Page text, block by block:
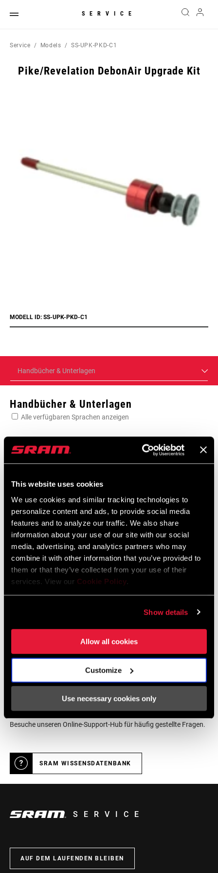
This website uses cookies
We use cookies and similar tracking technologies to
personalize content and ads, to provide social media
features and to analyze our traffic. We also share
information about your use of our site with our social
media, advertising, and analytics partners who may
combine it with other information that you’ve provided to
them or that they’ve collected from your use of their
services. View our Cookie Policy.
Show details
Allow all cookies
Customize
Use necessary cookies only
SERVICE
Service Models SS-UPK-PKD-C1
Pike/Revelation DebonAir Upgrade Kit
MODELL ID: SS-UPK-PKD-C1
Handbücher & Unterlagen
Handbücher & Unterlagen
Alle verfügbaren Sprachen anzeigen
SRAM Gewährleistung
604kb
Händlersuche
Wir empfehlen dir, deinen Fahrradladen vor Ort - insbesondere
einen autorisierten SRAM-Händler - aufzusuchen, um fachkundige
Beratung, Installation und Service für SRAM-Produkte zu erhalten.
Online Hilfe
Besuche unseren Online-Support-Hub für häufig gestellte Fragen.
SRAM WISSENSDATENBANK
SERVICE
AUF DEM LAUFENDEN BLEIBEN